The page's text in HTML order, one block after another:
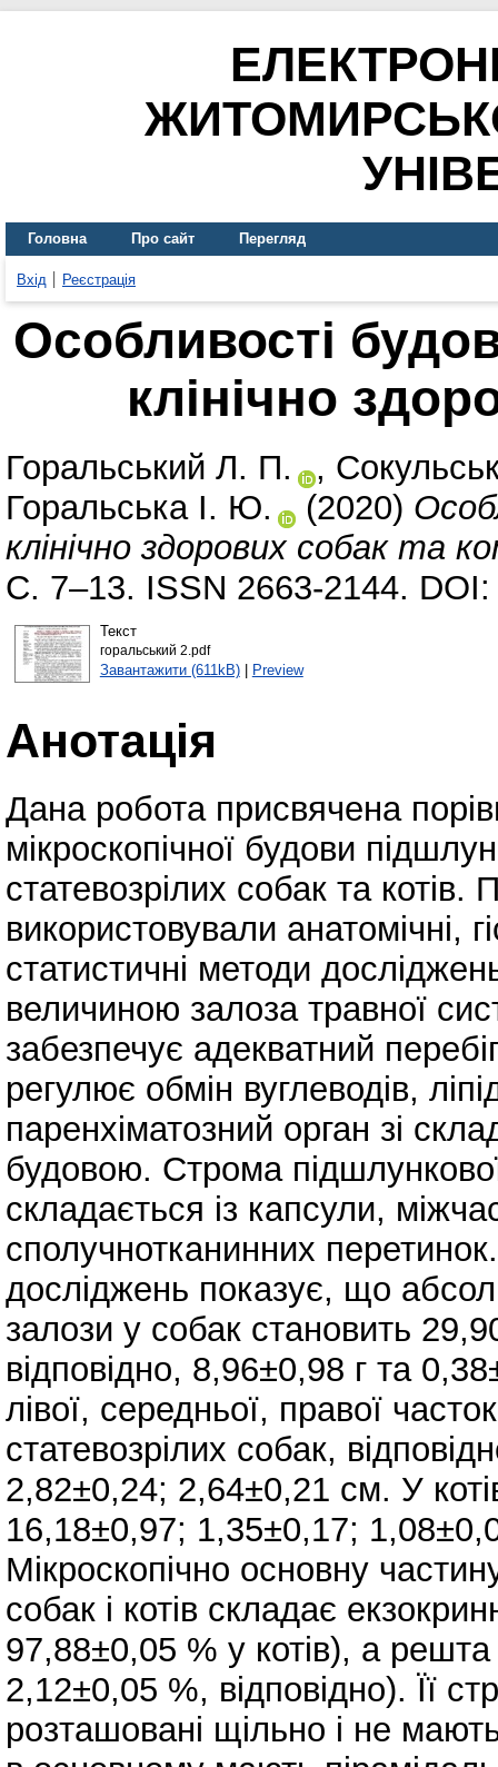
Головна Про сайт Перегляд
Вхід Реєстрація
Особливості
клінічно
Горальський Л. П. ,
Горальська І. Ю.
(2020)
клінічно здорових собак та
С. 7–13. ISSN 2663-2144.
Текст
горальський 2.pdf
Завантажити (611kB)| Preview
Анотація
Дана робота присвячена
мікроскопічної будови
статевозрілих собак та
використовували анатомічні,
статистичні методи
величиною залоза травної
забезпечує адекватний
регулює обмін вуглеводів,
паренхіматозний орган зі
будовою. Строма
складається із капсули,
сполучнотканинних
досліджень показує, що
залози у собак становить
відповідно, 8,96±0,98 г та
лівої, середньої, правої
статевозрілих собак,
2,82±0,24; 2,64±0,21 см. У
16,18±0,97; 1,35±0,17;
Мікроскопічно основну
собак і котів складає
97,88±0,05 % у котів), а
2,12±0,05 %, відповідно). Її
розташовані щільно і не